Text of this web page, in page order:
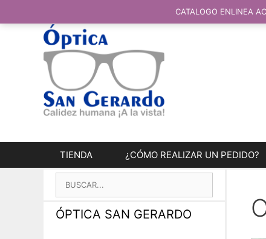
TIENDA ¿CÓMO REALIZAR UN PEDIDO?
BUSCAR:
ÓPTICA SAN GERARDO
CATALOGO ENLINEA